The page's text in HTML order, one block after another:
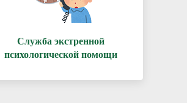
Служба экстренной
психологической помощи